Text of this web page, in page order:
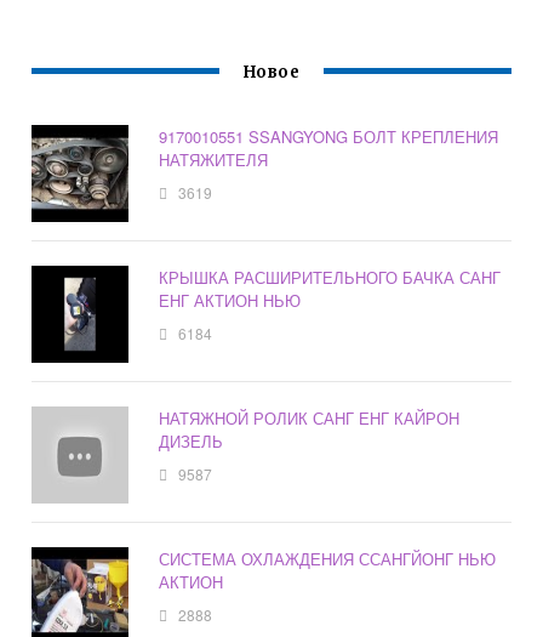
Новое
9170010551 SSANGYONG БОЛТ КРЕПЛЕНИЯ
НАТЯЖИТЕЛЯ
3619
КРЫШКА РАСШИРИТЕЛЬНОГО БАЧКА САНГ
ЕНГ АКТИОН НЬЮ
6184
НАТЯЖНОЙ РОЛИК САНГ ЕНГ КАЙРОН
ДИЗЕЛЬ
9587
СИСТЕМА ОХЛАЖДЕНИЯ ССАНГЙОНГ НЬЮ
АКТИОН
2888